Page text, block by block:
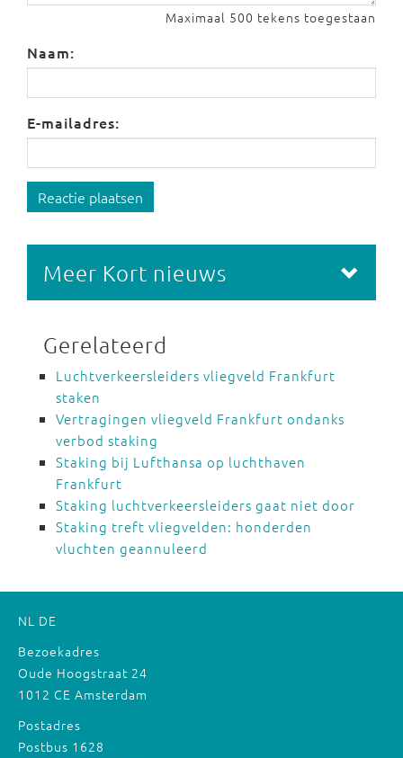
Maximaal 500 tekens toegestaan
Naam:
E-mailadres:
Reactie plaatsen
Meer Kort nieuws
Gerelateerd
Luchtverkeersleiders vliegveld Frankfurt
staken
Vertragingen vliegveld Frankfurt ondanks
verbod staking
Staking bij Lufthansa op luchthaven
Frankfurt
Staking luchtverkeersleiders gaat niet door
Staking treft vliegvelden: honderden
vluchten geannuleerd
NL DE
Bezoekadres
Oude Hoogstraat 24
1012 CE Amsterdam
Postadres
Postbus 1628